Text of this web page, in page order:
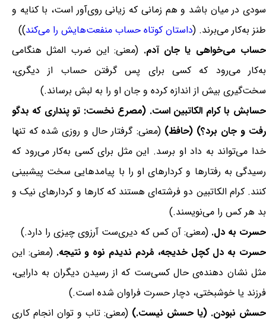
سودی در میان باشد و هم زمانی که زیانی روی‌آور است، با کنایه و
طنز به‌کار می‌برند. (داستان کوتاه حساب منفعت‌هایش را می‌کند))
حساب می‌خواهی یا جان آدم. (معنی: این ضرب المثل هنگامی
به‌کار می‌رود که کسی برای پس گرفتن حساب از دیگری،
سخت‌گیری بیش از اندازه کرده و جان او را به لبش برساند.)
حسابش با کرام الکاتبین است. (مصرع نخست: تو پنداری که بدگو
رفت و جان برد؟) (حافظ) (معنی: گرفتار حال و روزی شده که تنها
خدا می‌تواند به داد او برسد. این مثل برای کسی به‌کار می‌رود که
رسیدگی به رفتارها و کردارهای او را با پیامدهایی سخت پیشبینی
کنند. کرام الکاتبین دو فرشته‌ای هستند که کارها و کردارهای نیک و
بد هر کس را می‌نویسند.)
حسرت به دل. (معنی: آن کس که دیری‌ست آرزوی چیزی را دارد.)
حسرت به دل کچل خدیجه، مُردم ندیدم نوه و نتیجه. (معنی: این
مثل نشان دهنده‌ی حال کسی‌ست که از رسیدن دیگران به دارایی،
فرزند یا خوشبختی، دچار حسرت فراوان شده است.)
حسش نبودن. (یا حسش نیست.) (معنی: تاب و توان انجام کاری